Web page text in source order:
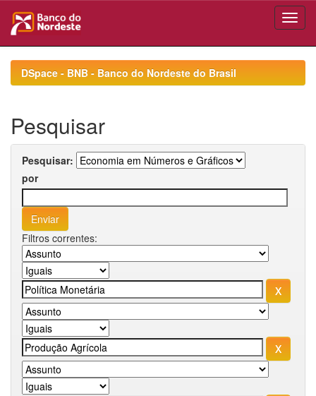
navigationDSpace - BNB - Banco do Nordeste do Brasil
Pesquisar
Pesquisar:
por
Filtros correntes: